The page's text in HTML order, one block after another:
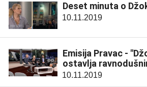
Deset minuta o
10.11.2019
Emisija Pravac -
ostavlja
10.11.2019